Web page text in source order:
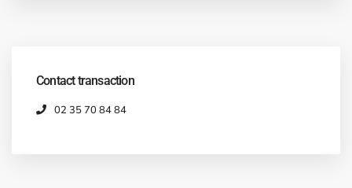
Contact transaction
02 35 70 84 84